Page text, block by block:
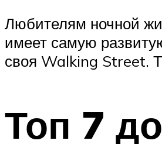
Любителям ночной
имеет самую
своя Walking Street.
Топ 7